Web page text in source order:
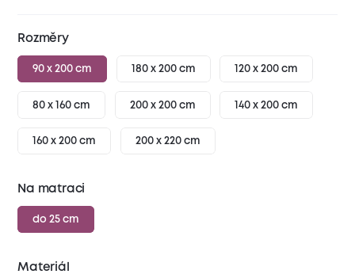
Rozměry
90 x 200 cm 180 x 200 cm 120 x 200 cm
80 x 160 cm 200 x 200 cm 140 x 200 cm
160 x 200 cm 200 x 220 cm
Na matraci
do 25 cm
Materiál